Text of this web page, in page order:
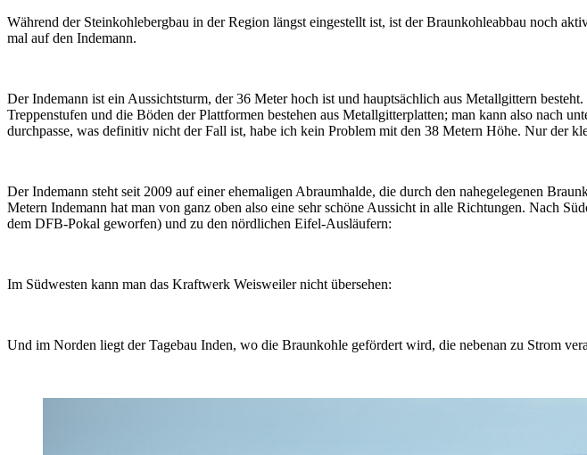
Während der Steinkohlebergbau in der Region längst eingestellt ist, ist der Braunkohleabbau noch
mal auf den Indemann.
Der Indemann ist ein Aussichtsturm, der 36 Meter hoch ist und hauptsächlich aus Metallgittern
Treppenstufen und die Böden der Plattformen bestehen aus Metallgitterplatten; man kann also nach
durchpasse, was definitiv nicht der Fall ist, habe ich kein Problem mit den 38 Metern Höhe. Nur der
Der Indemann steht seit 2009 auf einer ehemaligen Abraumhalde, die durch den nahegelegenen
Metern Indemann hat man von ganz oben also eine sehr schöne Aussicht in alle Richtungen. Nach
dem DFB-Pokal geworfen) und zu den nördlichen Eifel-Ausläufern:
Im Südwesten kann man das Kraftwerk Weisweiler nicht übersehen:
Und im Norden liegt der Tagebau Inden, wo die Braunkohle gefördert wird, die nebenan zu Strom